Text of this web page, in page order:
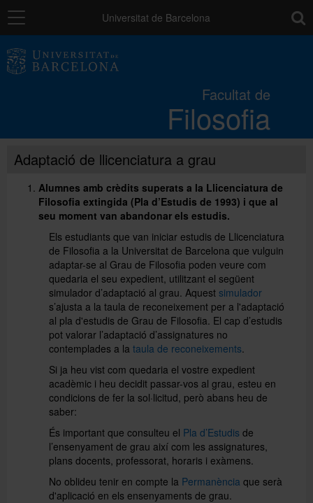
Navegació Universitat de Barcelona
Facultat de
Filosofia
Estudis
Recerca i innovació
Serveis
Mobilitat
Relacions externes
Directori
Español
English
Adaptació de llicenciatura a grau
Alumnes amb crèdits superats a la Llicenciatura de
Filosofia extingida (Pla d’Estudis de 1993) i que al
seu moment van abandonar els estudis.
Els estudiants que van iniciar estudis de Llicenciatura
de Filosofia a la Universitat de Barcelona que vulguin
adaptar-se al Grau de Filosofia poden veure com
quedaria el seu expedient, utilitzant el següent
simulador d’adaptació al grau. Aquest simulador
s’ajusta a la taula de reconeixement per a l'adaptació
al pla d'estudis de Grau de Filosofia. El cap d’estudis
pot valorar l’adaptació d’assignatures no
contemplades a la taula de reconeixements
Si ja heu vist com quedaria el vostre expedient
acadèmic i heu decidit passar-vos al grau, esteu en
condicions de fer la sol·licitud, però abans heu de
saber:
És important que consulteu el Pla d’Estudis de
l’ensenyament de grau així com les assignatures,
plans docents, professorat, horaris i exàmens.
No oblideu tenir en compte la Permanència que serà
d'aplicació en els ensenyaments de grau.